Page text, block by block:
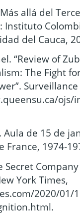
allá del
Instituto
del Cauca,
“Review of
The Fight
ojs/
Aula de 15 de
France, 1974-
Secret
York Times,
2020/01/